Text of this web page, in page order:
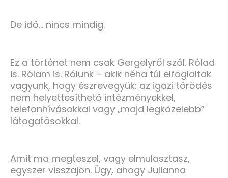
De idő… nincs mindig.
Ez a történet nem csak Gergelyről szól. Rólad
is. Rólam is. Rólunk – akik néha túl elfoglaltak
vagyunk, hogy észrevegyük: az igazi törődés
nem helyettesíthető intézményekkel,
telefonhívásokkal vagy „majd legközelebb”
látogatásokkal.
Amit ma megteszel, vagy elmulasztasz,
egyszer visszajön. Úgy, ahogy Julianna